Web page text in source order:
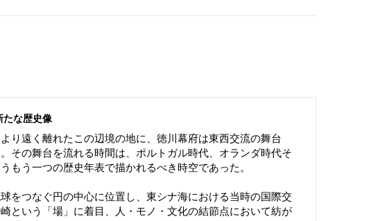
たな歴史像
り遠く離れたこの辺境の地に、徳川幕府は東西交流の舞台
。その舞台を流れる時間は、ポルトガル時代、オランダ時代そ
もう一つの歴史年表で描かれるべき時空であった。
をつなぐ円の中心に位置し、東シナ海における当時の国際交
という「場」に着目、人・モノ・文化の結節点において紡が